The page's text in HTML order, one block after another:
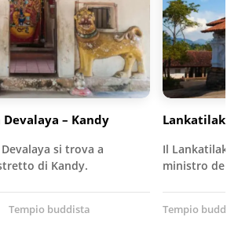
– Kandy
si trova a
di Kandy.
Tempio buddista
Lankatilaka
Il
ministro del
Tempio